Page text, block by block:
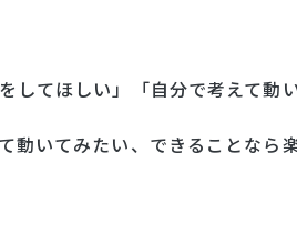
してほしい」「自分で考えて動
動いてみたい、できることなら